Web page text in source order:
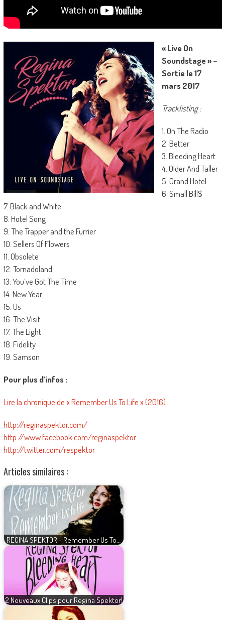
« Live On
Soundstage » –
Sortie le 17
mars 2017
Tracklisting :
1. On The Radio
2. Better
3. Bleeding Heart
4. Older And Taller
5. Grand Hotel
6. Small Bill$
7. Black and White
8. Hotel Song
9. The Trapper and the Furrier
10. Sellers Of Flowers
11. Obsolete
12. Tornadoland
13. You’ve Got The Time
14. New Year
15. Us
16. The Visit
17. The Light
18. Fidelity
19. Samson
Pour plus d’infos :
Lire la chronique de « Remember Us To Life » (2016)
http://reginaspektor.com/
http://www.facebook.com/reginaspektor
http://twitter.com/respektor
Articles similaires :
REGINA SPEKTOR - Remember Us To…
2 Nouveaux Clips pour Regina Spektor!